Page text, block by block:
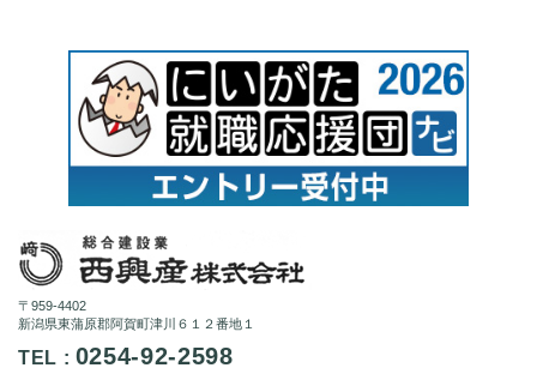
〒959-4402
新潟県東蒲原郡阿賀町津川６１２番地１
TEL : 0254-92-2598